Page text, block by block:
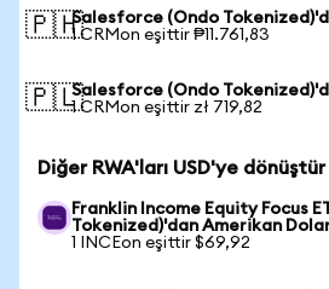
🇵🇭Salesforce (Ondo
1 CRMon eşittir ₱11.761,83
🇵🇱Salesforce (Ondo
1 CRMon eşittir zł 719,82
Diğer RWA'ları USD'ye dönüştür
Franklin Income Equity Focus
Tokenized)'dan Amerikan
1 INCEon eşittir $69,92